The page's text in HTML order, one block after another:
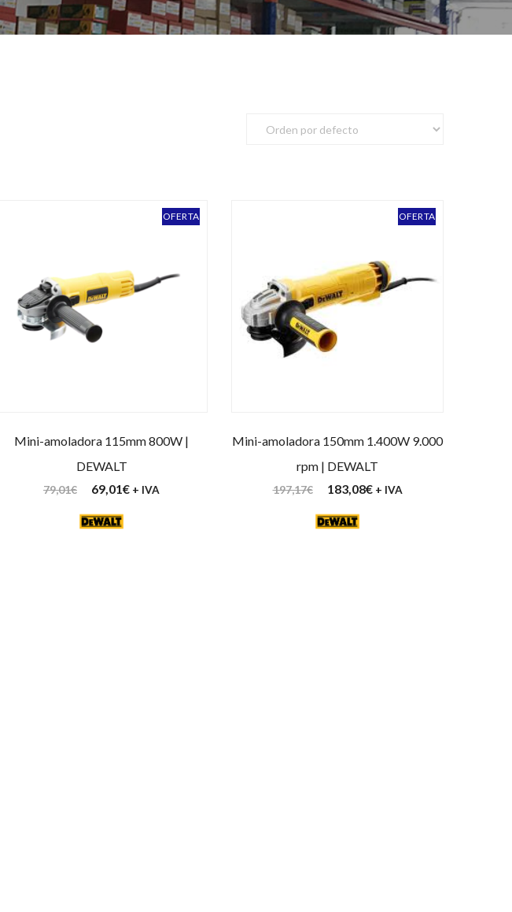
UNIAIR
VIRMA
OFERTA
Mini-amoladora 115mm 800W |
DEWALT
79,01€ 69,01€ + IVA
OFERTA
Mini-amoladora 150mm 1.400W 9.000
rpm | DEWALT
197,17€ 183,08€ + IVA